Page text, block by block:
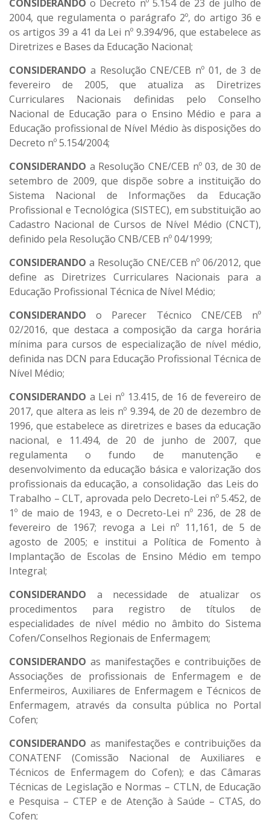
CONSIDERANDO o Decreto nº 5.154 de 23 de julho de
2004, que regulamenta o parágrafo 2º, do artigo 36 e
os artigos 39 a 41 da Lei nº 9.394/96, que estabelece as
Diretrizes e Bases da Educação Nacional;
CONSIDERANDO a Resolução CNE/CEB nº 01, de 3 de
fevereiro de 2005, que atualiza as Diretrizes
Curriculares Nacionais definidas pelo Conselho
Nacional de Educação para o Ensino Médio e para a
Educação profissional de Nível Médio às disposições do
Decreto nº 5.154/2004;
CONSIDERANDO a Resolução CNE/CEB nº 03, de 30 de
setembro de 2009, que dispõe sobre a instituição do
Sistema Nacional de Informações da Educação
Profissional e Tecnológica (SISTEC), em substituição ao
Cadastro Nacional de Cursos de Nível Médio (CNCT),
definido pela Resolução CNB/CEB nº 04/1999;
CONSIDERANDO a Resolução CNE/CEB nº 06/2012, que
define as Diretrizes Curriculares Nacionais para a
Educação Profissional Técnica de Nível Médio;
CONSIDERANDO o Parecer Técnico CNE/CEB nº
02/2016, que destaca a composição da carga horária
mínima para cursos de especialização de nível médio,
definida nas DCN para Educação Profissional Técnica de
Nível Médio;
CONSIDERANDO a Lei nº 13.415, de 16 de fevereiro de
2017, que altera as leis nº 9.394, de 20 de dezembro de
1996, que estabelece as diretrizes e bases da educação
nacional, e 11.494, de 20 de junho de 2007, que
regulamenta o fundo de manutenção e
desenvolvimento da educação básica e valorização dos
profissionais da educação, a consolidação das Leis do
Trabalho – CLT, aprovada pelo Decreto-Lei nº 5.452, de
1º de maio de 1943, e o Decreto-Lei nº 236, de 28 de
fevereiro de 1967; revoga a Lei nº 11,161, de 5 de
agosto de 2005; e institui a Política de Fomento à
Implantação de Escolas de Ensino Médio em tempo
Integral;
CONSIDERANDO a necessidade de atualizar os
procedimentos para registro de títulos de
especialidades de nível médio no âmbito do Sistema
Cofen/Conselhos Regionais de Enfermagem;
CONSIDERANDO as manifestações e contribuições de
Associações de profissionais de Enfermagem e de
Enfermeiros, Auxiliares de Enfermagem e Técnicos de
Enfermagem, através da consulta pública no Portal
Cofen;
CONSIDERANDO as manifestações e contribuições da
CONATENF (Comissão Nacional de Auxiliares e
Técnicos de Enfermagem do Cofen); e das Câmaras
Técnicas de Legislação e Normas – CTLN, de Educação
e Pesquisa – CTEP e de Atenção à Saúde – CTAS, do
Cofen;